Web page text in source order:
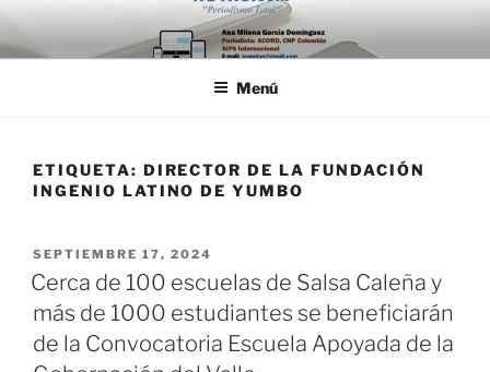
Saltar
al
contenido
Menú
ETIQUETA: DIRECTOR DE LA FUNDACIÓN
INGENIO LATINO DE YUMBO
PUBLICADO
EL
SEPTIEMBRE 17, 2024
Cerca de 100 escuelas de Salsa Caleña y
más de 1000 estudiantes se beneficiarán
de la Convocatoria Escuela Apoyada de la